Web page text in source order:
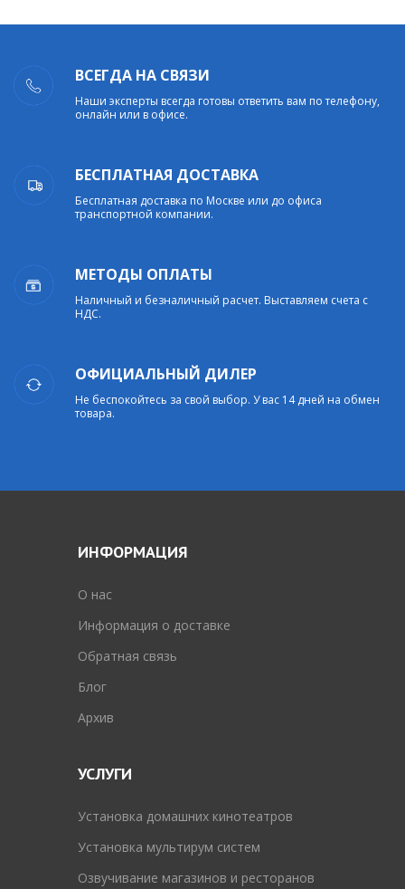
ВСЕГДА НА СВЯЗИ
Наши эксперты всегда готовы ответить вам по телефону,
онлайн или в офисе.
БЕСПЛАТНАЯ ДОСТАВКА
Бесплатная доставка по Москве или до офиса
транспортной компании.
МЕТОДЫ ОПЛАТЫ
Наличный и безналичный расчет. Выставляем счета с
НДС.
ОФИЦИАЛЬНЫЙ ДИЛЕР
Не беспокойтесь за свой выбор. У вас 14 дней на обмен
товара.
ИНФОРМАЦИЯ
O нас
Информация о доставке
Обратная связь
Блог
Архив
УСЛУГИ
Установка домашних кинотеатров
Установка мультирум систем
Озвучивание магазинов и ресторанов